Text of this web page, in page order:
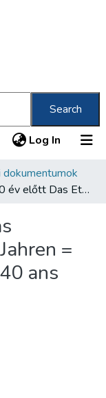
Search
Log In (current)
dokumentumok
A telep 40 év előtt Das Etablissement vor 40 Jahren = L'Établissement il y a 40 ans
=
ans